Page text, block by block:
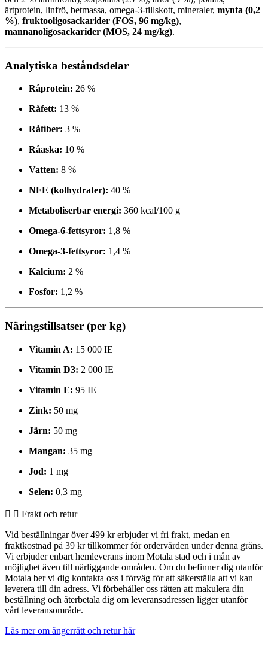
ärtprotein, linfrö, betmassa, omega-3-tillskott, mineraler, mynta (0,2
%), fruktooligosackarider (FOS, 96 mg/kg),
mannanoligosackarider (MOS, 24 mg/kg).
Analytiska beståndsdelar
Råprotein: 26 %
Råfett: 13 %
Råfiber: 3 %
Råaska: 10 %
Vatten: 8 %
NFE (kolhydrater): 40 %
Metaboliserbar energi: 360 kcal/100 g
Omega-6-fettsyror: 1,8 %
Omega-3-fettsyror: 1,4 %
Kalcium: 2 %
Fosfor: 1,2 %
Näringstillsatser (per kg)
Vitamin A: 15 000 IE
Vitamin D3: 2 000 IE
Vitamin E: 95 IE
Zink: 50 mg
Järn: 50 mg
Mangan: 35 mg
Jod: 1 mg
Selen: 0,3 mg
Frakt och retur
Vid beställningar över 499 kr erbjuder vi fri frakt, medan en
fraktkostnad på 39 kr tillkommer för ordervärden under denna gräns.
Vi erbjuder enbart hemleverans inom Motala stad och i mån av
möjlighet även till närliggande områden. Om du befinner dig utanför
Motala ber vi dig kontakta oss i förväg för att säkerställa att vi kan
leverera till din adress. Vi förbehåller oss rätten att makulera din
beställning och återbetala dig om leveransadressen ligger utanför
vårt leveransområde.
Läs mer om ångerrätt och retur här